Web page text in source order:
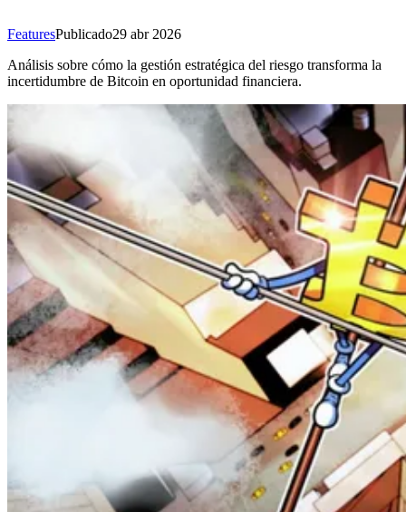
FeaturesPublicado29 abr 2026
Análisis sobre cómo la gestión estratégica del riesgo transforma la
incertidumbre de Bitcoin en oportunidad financiera.